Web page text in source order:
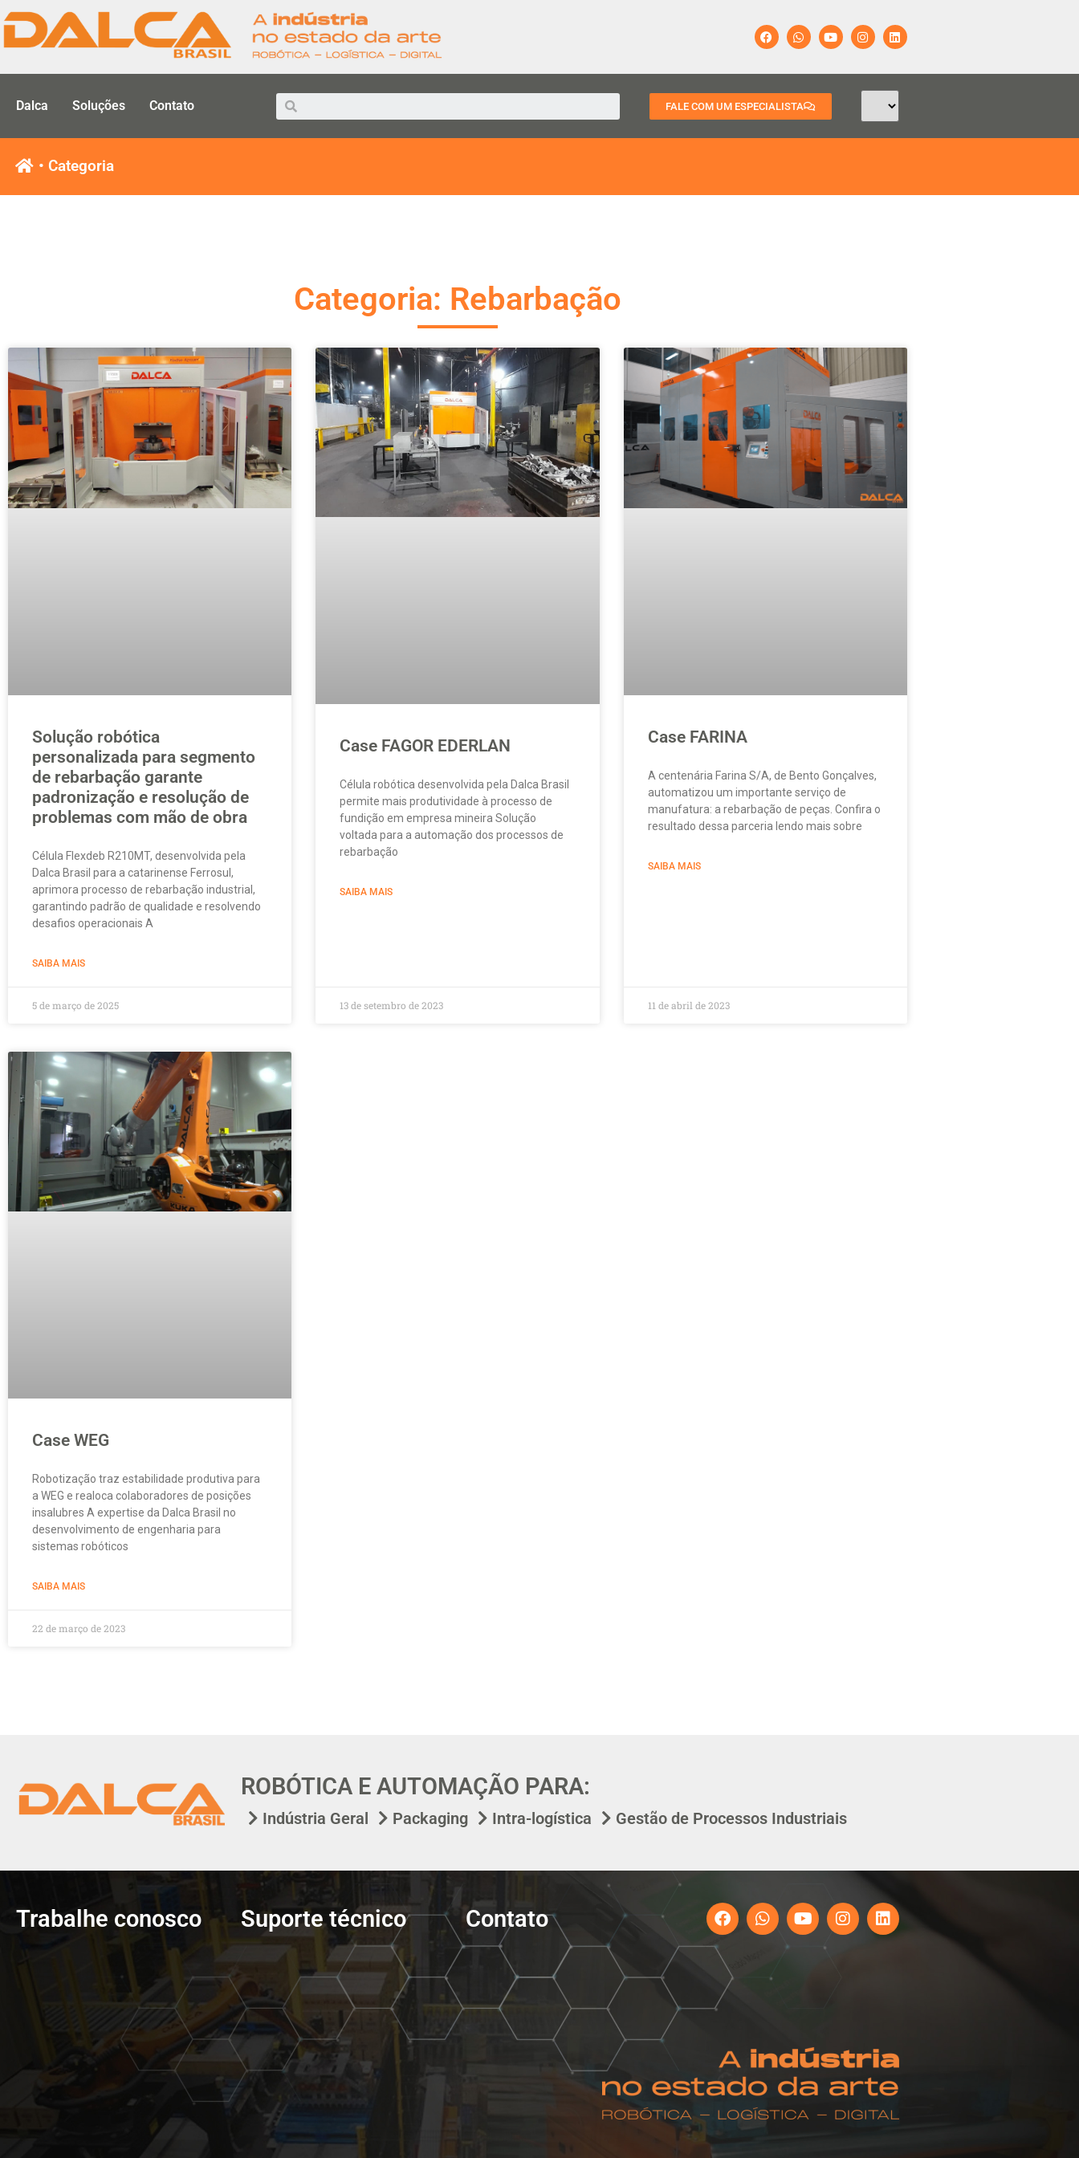
Dalca Soluções Contato FALE COM UM ESPECIALISTA
• Categoria
Categoria: Rebarbação
Solução robótica
personalizada para segmento
de rebarbação garante
padronização e resolução de
problemas com mão de obra
Célula Flexdeb R210MT, desenvolvida pela
Dalca Brasil para a catarinense Ferrosul,
aprimora processo de rebarbação industrial,
garantindo padrão de qualidade e resolvendo
desafios operacionais A
SAIBA MAIS
5 de março de 2025
Case FAGOR EDERLAN
Célula robótica desenvolvida pela Dalca Brasil
permite mais produtividade à processo de
fundição em empresa mineira Solução
voltada para a automação dos processos de
rebarbação
SAIBA MAIS
13 de setembro de 2023
Case FARINA
A centenária Farina S/A, de Bento Gonçalves,
automatizou um importante serviço de
manufatura: a rebarbação de peças. Confira o
resultado dessa parceria lendo mais sobre
SAIBA MAIS
11 de abril de 2023
Case WEG
Robotização traz estabilidade produtiva para
a WEG e realoca colaboradores de posições
insalubres A expertise da Dalca Brasil no
desenvolvimento de engenharia para
sistemas robóticos
SAIBA MAIS
22 de março de 2023
ROBÓTICA E AUTOMAÇÃO PARA:
Indústria Geral Packaging Intra-logística Gestão de Processos Industriais
Trabalhe conosco Suporte técnico Contato